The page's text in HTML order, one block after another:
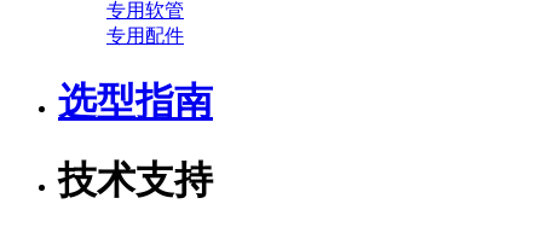
专用软管
专用配件
选型指南
技术支持